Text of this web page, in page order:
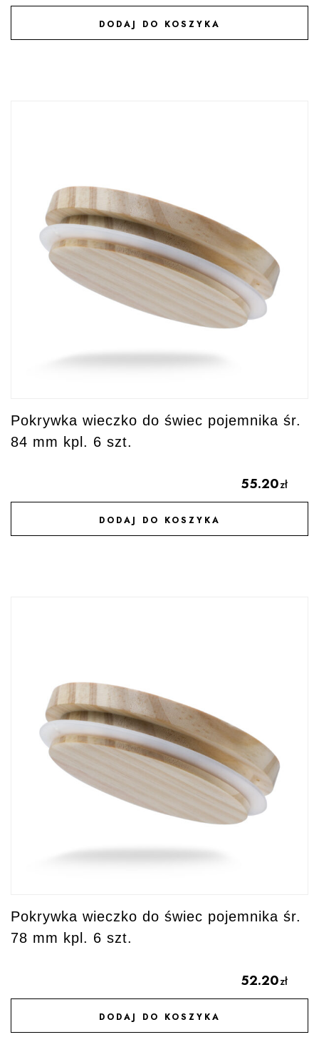
DODAJ DO KOSZYKA
DODAJ DO ULUBIONYCH
Pokrywka wieczko do świec pojemnika śr.
84 mm kpl. 6 szt.
55.20zł
DODAJ DO KOSZYKA
DODAJ DO ULUBIONYCH
Pokrywka wieczko do świec pojemnika śr.
78 mm kpl. 6 szt.
52.20zł
DODAJ DO KOSZYKA
DODAJ DO ULUBIONYCH